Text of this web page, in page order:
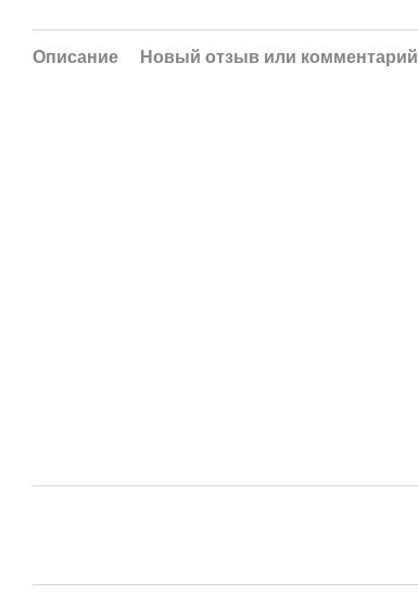
Описание Новый отзыв или комментарий